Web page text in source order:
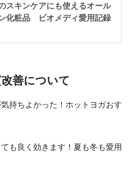
スキンケアにも使えるオール
化粧品 ビオメディ愛用記録
善について
持ちよかった！ホットヨガおす
も良く効きます！夏も冬も愛用